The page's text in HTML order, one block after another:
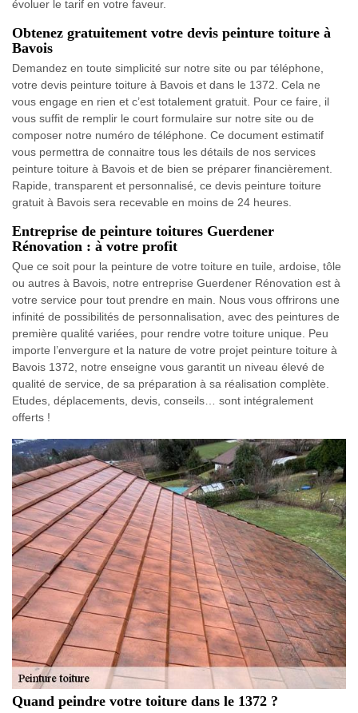
évoluer le tarif en votre faveur.
Obtenez gratuitement votre devis peinture toiture à
Bavois
Demandez en toute simplicité sur notre site ou par téléphone,
votre devis peinture toiture à Bavois et dans le 1372. Cela ne
vous engage en rien et c’est totalement gratuit. Pour ce faire, il
vous suffit de remplir le court formulaire sur notre site ou de
composer notre numéro de téléphone. Ce document estimatif
vous permettra de connaitre tous les détails de nos services
peinture toiture à Bavois et de bien se préparer financièrement.
Rapide, transparent et personnalisé, ce devis peinture toiture
gratuit à Bavois sera recevable en moins de 24 heures.
Entreprise de peinture toitures Guerdener
Rénovation : à votre profit
Que ce soit pour la peinture de votre toiture en tuile, ardoise, tôle
ou autres à Bavois, notre entreprise Guerdener Rénovation est à
votre service pour tout prendre en main. Nous vous offrirons une
infinité de possibilités de personnalisation, avec des peintures de
première qualité variées, pour rendre votre toiture unique. Peu
importe l’envergure et la nature de votre projet peinture toiture à
Bavois 1372, notre enseigne vous garantit un niveau élevé de
qualité de service, de sa préparation à sa réalisation complète.
Etudes, déplacements, devis, conseils… sont intégralement
offerts !
Quand peindre votre toiture dans le 1372 ?